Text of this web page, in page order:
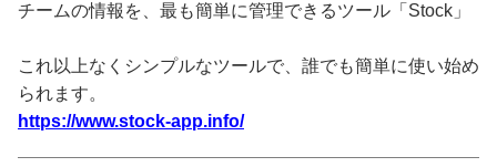
チームの情報を、最も簡単に管理できるツール「Stock」
これ以上なくシンプルなツールで、誰でも簡単に使い始め
られます。
https://www.stock-app.info/